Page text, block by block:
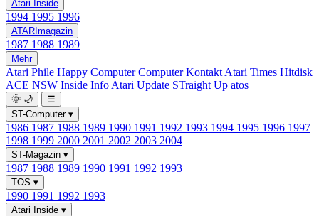
Atari Inside
1994 1995 1996
ATARImagazin
1987 1988 1989
Mehr
Atari Phile Happy ComputerComputer Kontakt Atari Times Hitdisk
ACE NSW Inside Info Atari Update STraight Up atos
🌞 🌙
☰
ST-Computer ▾
1986 1987 1988 1989 1990 1991 1992 1993 1994 1995 1996 1997
1998 1999 2000 2001 2002 2003 2004
ST-Magazin ▾
1987 1988 1989 1990 1991 1992 1993
TOS ▾
1990 1991 1992 1993
Atari Inside ▾